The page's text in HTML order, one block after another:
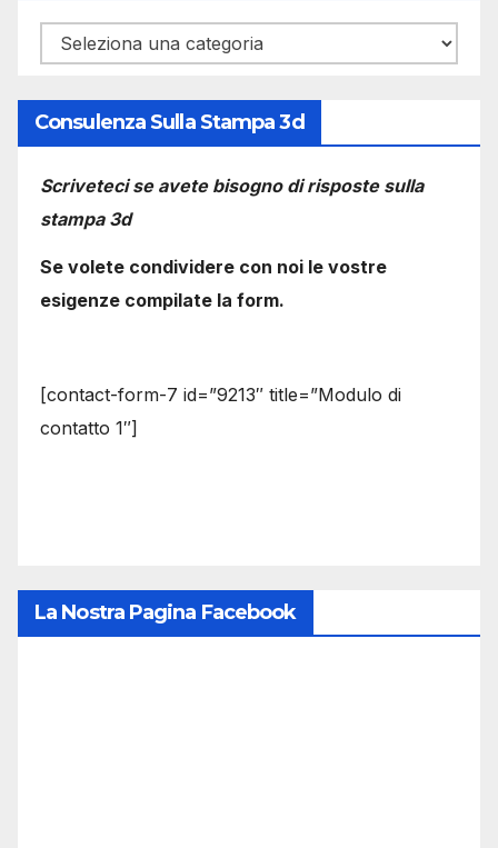
Categorie
Consulenza Sulla Stampa 3d
Scriveteci se avete bisogno di risposte sulla
stampa 3d
Se volete condividere con noi le vostre
esigenze compilate la form.
[contact-form-7 id=”9213″ title=”Modulo di
contatto 1″]
La Nostra Pagina Facebook